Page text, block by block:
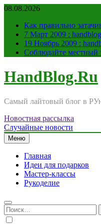
Перейти
содержимому
08.08.2026
Как правильно
7 Март 2009 :
19 Ноябрь 2009 :
Соблюдайте местный
HandBlog.Ru
Самый лайтовый блог в
Новостная рассылка
Случайные новости
Меню
Главная
Идеи для подарков
Мастер-классы
Рукоделие
Найти: